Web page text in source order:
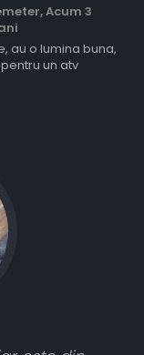
Acum 3
au o lumina buna,
un atv